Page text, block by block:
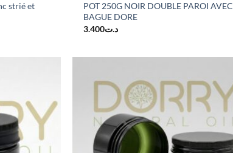
strié et
POT 250G NOIR DOUBLE PAROI AVEC
BAGUE DORE
د.ت3.400